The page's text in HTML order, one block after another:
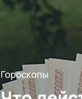
Гороскопы